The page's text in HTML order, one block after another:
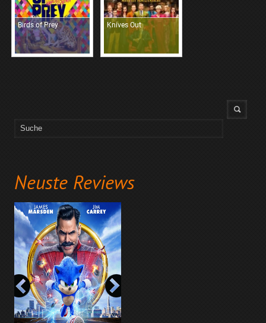
Neuste Reviews
Birds of Prey Knives Out